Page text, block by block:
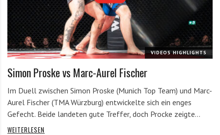
VIDEOS HIGHLIGHTS
Simon Proske vs Marc-Aurel Fischer
Im Duell zwischen Simon Proske (Munich Top Team) und Marc-
Aurel Fischer (TMA Würzburg) entwickelte sich ein enges
Gefecht. Beide landeten gute Treffer, doch Procke zeigte…
WEITERLESEN